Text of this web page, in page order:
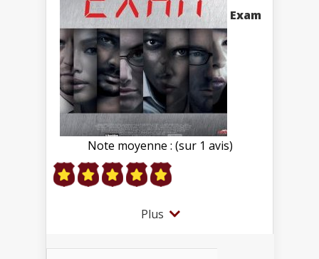
Exam
Note moyenne : (sur 1 avis)
Plus